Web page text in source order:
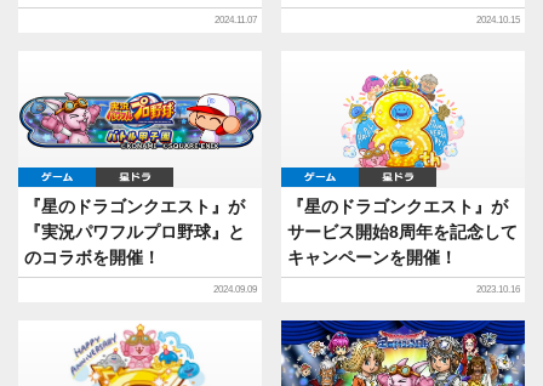
2024.11.07 2024.10.15
ゲーム
『星のドラゴンクエスト』が
『実況パワフルプロ野球』と
のコラボを開催！
2024.09.09
ゲーム
『星のドラゴンクエスト』が
サービス開始8周年を記念して
キャンペーンを開催！
2023.10.16